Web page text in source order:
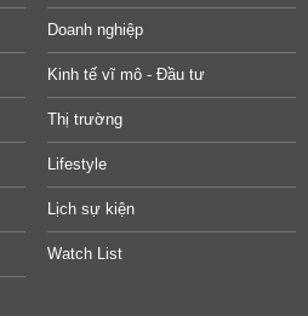
Doanh nghiệp
Kinh tế vĩ mô - Đầu tư
Thị trường
Lifestyle
Lịch sự kiện
Watch List